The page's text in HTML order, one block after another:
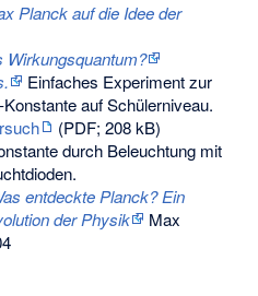
Planck auf die Idee der
Wirkungsquantum?
Einfaches Experiment zur
auf Schülerniveau.
(PDF; 208 kB)
durch Beleuchtung mit
entdeckte Planck? Ein
der Physik
Max